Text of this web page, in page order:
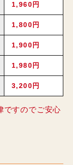
1,960円
1,800円
1,900円
1,980円
3,200円
ですのでご安心